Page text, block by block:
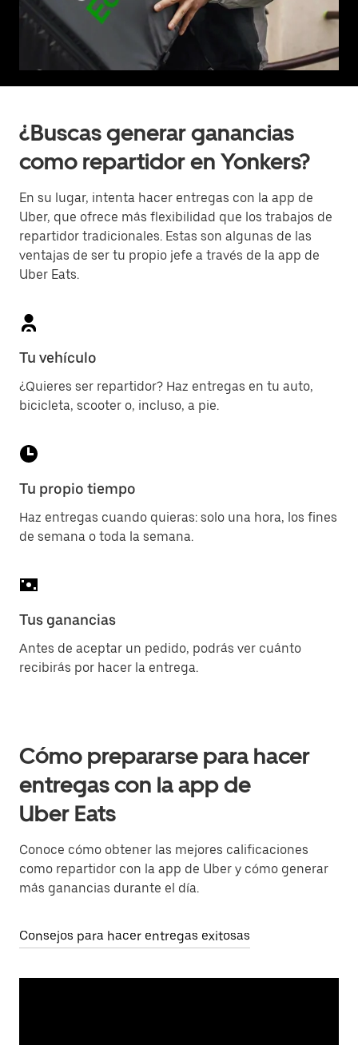
¿Buscas generar ganancias
como repartidor en Yonkers?
En su lugar, intenta hacer entregas con la app de
Uber, que ofrece más flexibilidad que los trabajos de
repartidor tradicionales. Estas son algunas de las
ventajas de ser tu propio jefe a través de la app de
Uber Eats.
Tu vehículo
¿Quieres ser repartidor? Haz entregas en tu auto,
bicicleta, scooter o, incluso, a pie.
Tu propio tiempo
Haz entregas cuando quieras: solo una hora, los fines
de semana o toda la semana.
Tus ganancias
Antes de aceptar un pedido, podrás ver cuánto
recibirás por hacer la entrega.
Cómo prepararse para hacer
entregas con la app de
Uber Eats
Conoce cómo obtener las mejores calificaciones
como repartidor con la app de Uber y cómo generar
más ganancias durante el día.
Consejos para hacer entregas exitosas